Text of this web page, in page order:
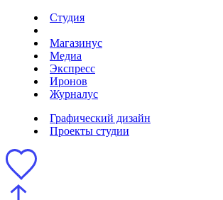
Студия
Магазинус
Медиа
Экспресс
Иронов
Журналус
Графический дизайн
Проекты студии